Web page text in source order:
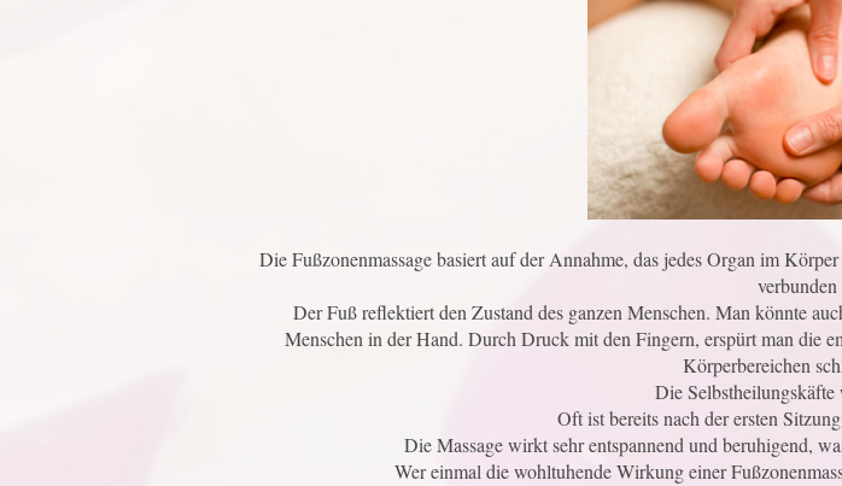
Die Fußzonenmassage basiert auf der Annahme, das jedes Organ im
verbunden
Der Fuß reflektiert den Zustand des ganzen Menschen. Man könnte
Menschen in der Hand. Durch Druck mit den Fingern, erspürt man die
Körperbereichen
Die
Oft ist bereits nach der ersten
Die Massage wirkt sehr entspannend und beruhigend,
Wer einmal die wohltuhende Wirkung einer